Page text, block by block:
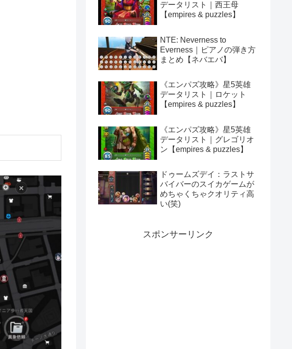
データリスト｜西王母
【empires & puzzles】
NTE: Neverness to
Everness｜ピアノの弾き方
まとめ【ネバエバ】
《エンパズ攻略》星5英雄
データリスト｜ロケット
【empires & puzzles】
《エンパズ攻略》星5英雄
データリスト｜グレゴリオ
ン【empires & puzzles】
ドゥームズデイ：ラストサ
バイバーのスイカゲームが
めちゃくちゃクオリティ高
い(笑)
スポンサーリンク